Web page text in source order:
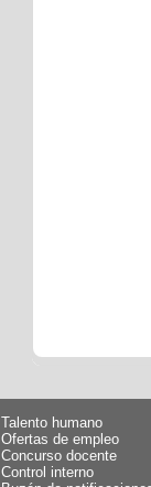
Talento humano
Ofertas de empleo
Concurso docente
Control interno